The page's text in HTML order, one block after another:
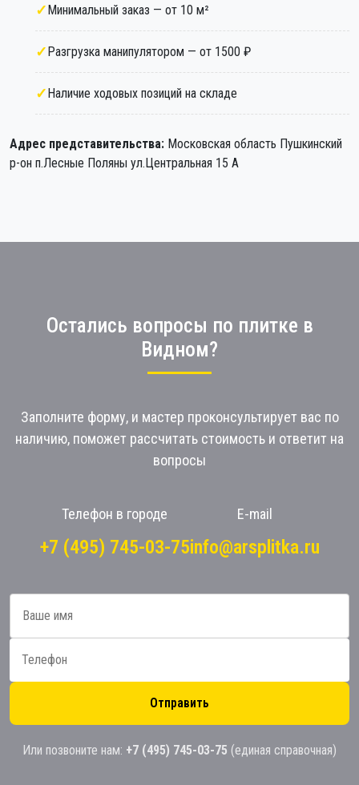
Минимальный заказ — от 10 м²
Разгрузка манипулятором — от 1500 ₽
Наличие ходовых позиций на складе
Адрес представительства: Московская область Пушкинский
р-он п.Лесные Поляны ул.Центральная 15 А
Остались вопросы по плитке в
Видном?
Заполните форму, и мастер проконсультирует вас по
наличию, поможет рассчитать стоимость и ответит на
вопросы
Телефон в городе
+7 (495) 745-03-75
E-mail
info@arsplitka.ru
Отправить
Или позвоните нам: +7 (495) 745-03-75 (единая справочная)